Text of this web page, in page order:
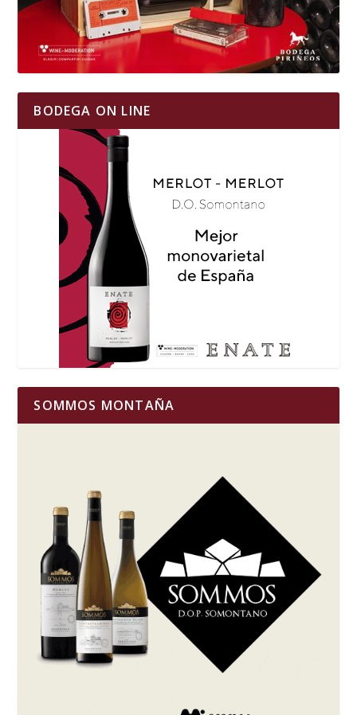
BODEGA ON LINE
SOMMOS MONTAÑA